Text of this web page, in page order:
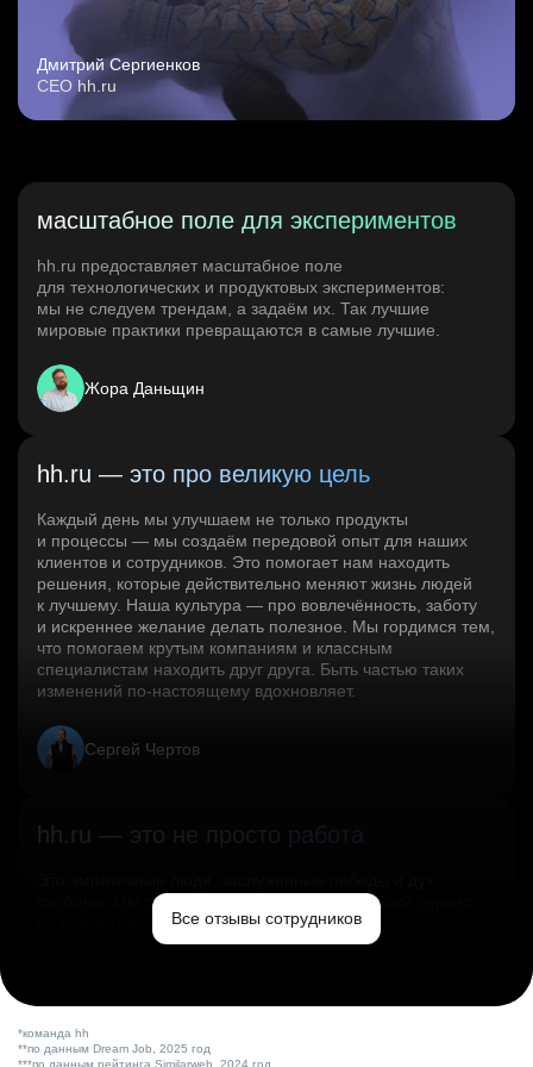
Дмитрий Сергиенков
CEO hh.ru
масштабное поле для экспериментов
hh.ru предоставляет масштабное поле
для технологических и продуктовых экспериментов:
мы не следуем трендам, а задаём их. Так лучшие
мировые практики превращаются в самые лучшие.
Жора Даньщин
hh.ru — это про великую цель
Каждый день мы улучшаем не только продукты
и процессы — мы создаём передовой опыт для наших
клиентов и сотрудников. Это помогает нам находить
решения, которые действительно меняют жизнь людей
к лучшему. Наша культура — про вовлечённость, заботу
и искреннее желание делать полезное. Мы гордимся тем,
что помогаем крутым компаниям и классным
специалистам находить друг друга. Быть частью таких
изменений по‑настоящему вдохновляет.
Сергей Чертов
hh.ru — это не просто работа
свободы. Мы помогаем миру и создаём лучший сервис
по поиску работы в стране.Все отзывы сотрудников
*команда hh
**по данным Dream Job, 2025 год
***по данным рейтинга Similarweb, 2024 год